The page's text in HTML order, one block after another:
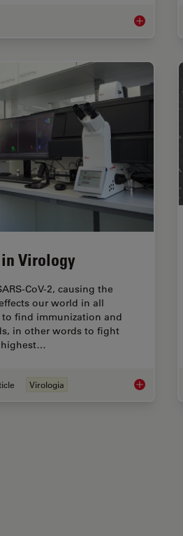
Microscopy
Virology
CoV-2, causing the
our world in all
to find immunization and
in other words to fight
highest…
Virologia Microscopy